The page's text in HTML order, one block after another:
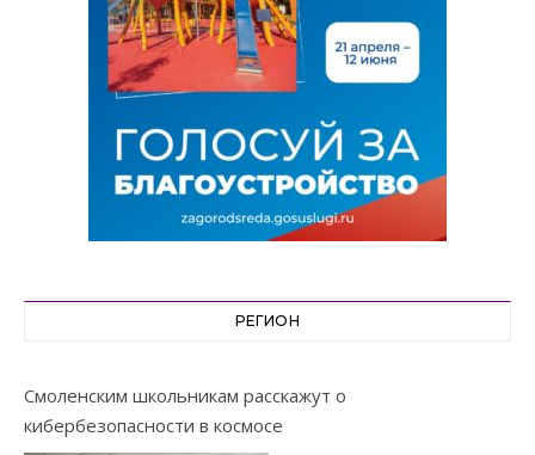
РЕГИОН
Смоленским школьникам расскажут о
кибербезопасности в космосе